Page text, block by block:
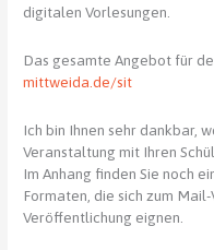
digitalen Vorlesungen.
Das gesamte Angebot für
mittweida.de/sit
Ich bin Ihnen sehr dankbar,
Veranstaltung mit Ihren
Im Anhang finden Sie noch
Formaten, die sich zum
Veröffentlichung eignen.